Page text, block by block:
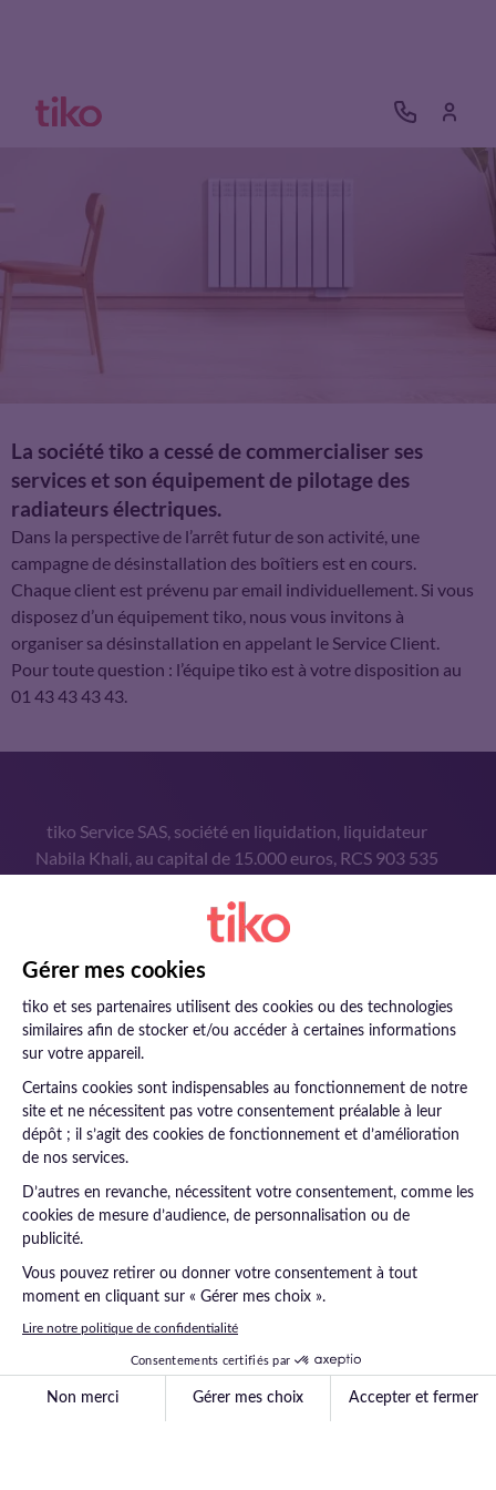
La société tiko a cessé de commercialiser ses
services et son équipement de pilotage des
radiateurs électriques.
Dans la perspective de l’arrêt futur de son activité, une
campagne de désinstallation des boîtiers est en cours.
Chaque client est prévenu par email individuellement. Si vous
disposez d’un équipement tiko, nous vous invitons à
organiser sa désinstallation en appelant le Service Client.
Pour toute question : l’équipe tiko est à votre disposition au
01 43 43 43 43.
tiko Service SAS, société en liquidation, liquidateur
Nabila Khali, au capital de 15.000 euros, RCS 903 535
CEDEX 12
FAQ
Contact
Vous avez des questions ?
Consulter la FAQ
01 43 43 43 43
Mentions légalesProtections des données Politiques cookies